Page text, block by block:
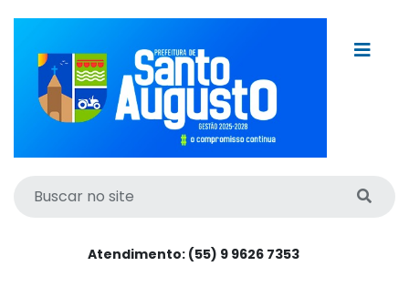
Atendimento: (55) 9 9626 7353